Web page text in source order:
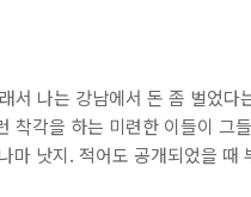
서 나는 강남에서 돈 좀 벌었
착각을 하는 미련한 이들이
마 낫지. 적어도 공개되었을